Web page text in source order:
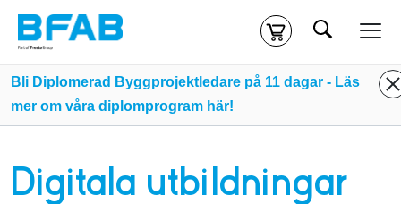
Kassa
Klickahärför att komma till alla tillgängliga onlinekurser.
Sök
Bli Diplomerad Byggprojektledare på 11 dagar - Läs
mer om våra diplomprogram här!
Digitala utbildningar